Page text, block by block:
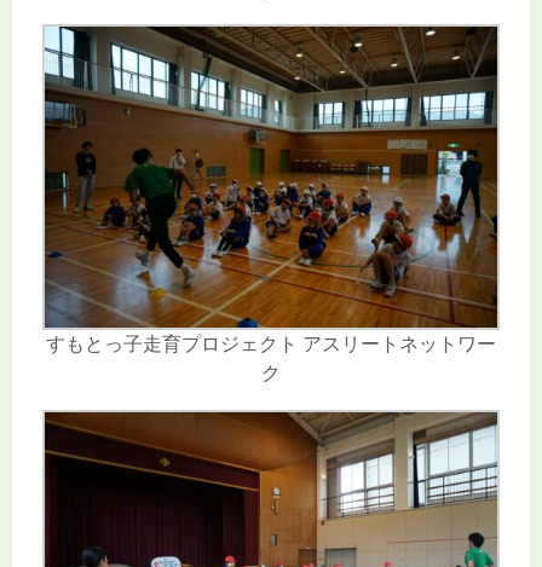
すもとっ子走育プロジェクト アスリートネットワー
ク